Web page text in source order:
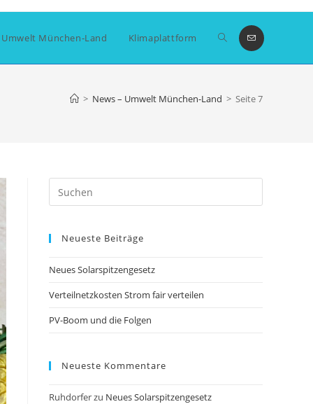
Umwelt München-Land Klimaplattform Website-
> News – Umwelt München-Land > Seite 7
Escape
Neueste Beiträge
Neues Solarspitzengesetz
Verteilnetzkosten Strom fair verteilen
PV-Boom und die Folgen
Neueste Kommentare
Ruhdorferzu Neues Solarspitzengesetz